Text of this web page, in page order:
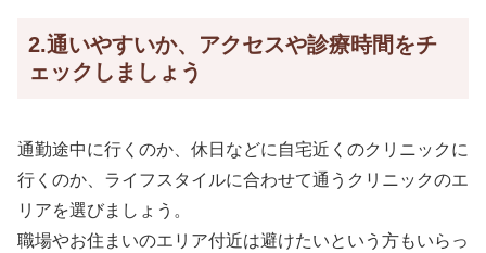
2.通いやすいか、アクセスや診療時間をチ
ェックしましょう
通勤途中に行くのか、休日などに自宅近くのクリニックに
行くのか、ライフスタイルに合わせて通うクリニックのエ
リアを選びましょう。
職場やお住まいのエリア付近は避けたいという方もいらっ